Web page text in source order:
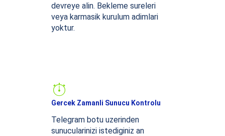
devreye alin. Bekleme sureleri
veya karmasik kurulum adimlari
yoktur.
Gercek Zamanli Sunucu Kontrolu
Telegram botu uzerinden
sunucularinizi istediginiz an